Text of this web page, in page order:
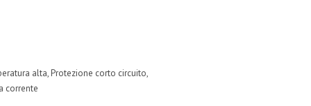
alta, Protezione corto circuito,
corrente